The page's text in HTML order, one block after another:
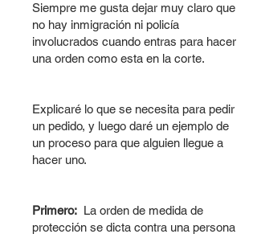
Siempre me gusta dejar muy claro que
no hay inmigración ni policía
involucrados cuando entras para hacer
una orden como esta en la corte.
Explicaré lo que se necesita para pedir
un pedido, y luego daré un ejemplo de
un proceso para que alguien llegue a
hacer uno.
Primero: La orden de medida de
protección se dicta contra una persona